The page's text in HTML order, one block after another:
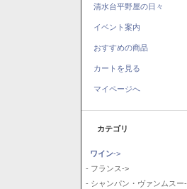
清水台平野屋の日々
イベント案内
おすすめの商品
カートを見る
マイページへ
カテゴリ
ワイン->
- フランス->
- シャンパン・ヴァンムスー-